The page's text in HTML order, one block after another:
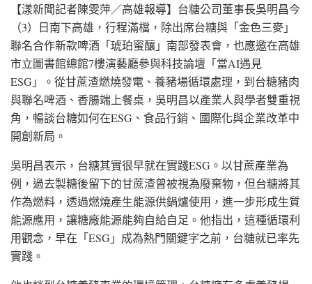
【漾新聞記者陳雯萍／高雄報導】台糖公司董事長吳明昌今
（3）日南下高雄，行程滿檔，除出席台糖與「金色三麥」
聯名合作新款啤酒「琥珀蜜釀」南部發表會，也應邀在高雄
市立圖書館總館7樓演藝廳參與科技論壇「當AI遇見
ESG」。從甘蔗渣燃燒發電、養豬場循環處理，到台糖豬肉
與聯名啤酒、香腸端上餐桌，吳明昌以產業人與學者雙重視
角，暢談台糖如何在ESG、食品行銷、國際化與企業改革中
開創新局。
吳明昌表示，台糖其實很早就在實踐ESG。以甘蔗產業為
例，過去製糖後留下的甘蔗渣曾被視為廢棄物，但台糖將其
作為燃料，透過燃燒產生能源供鍋爐使用，進一步形成生質
能源應用，讓糖廠能源能夠自給自足。他指出，這種循環利
用觀念，早在「ESG」成為熱門關鍵字之前，台糖就已率先
實踐。